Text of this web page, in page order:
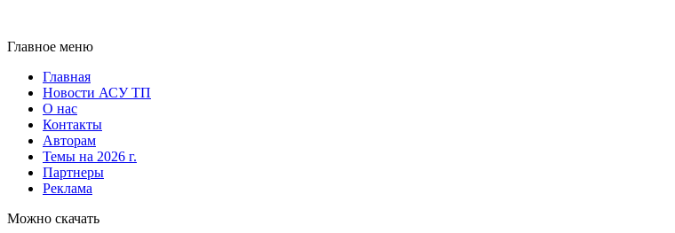
Главное меню
Главная
Новости АСУ ТП
О нас
Контакты
Авторам
Темы на 2026 г.
Партнеры
Реклама
Можно скачать